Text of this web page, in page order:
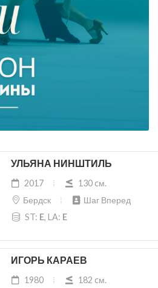
УЛЬЯНА НИНШТИЛЬ
2017
130 cм.
Бердск
Шаг Вперед
ST: E, LA: E
ИГОРЬ КАРАЕВ
1980
182 cм.